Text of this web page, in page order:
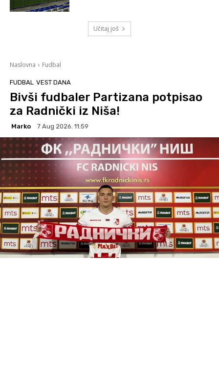
Učitaj još